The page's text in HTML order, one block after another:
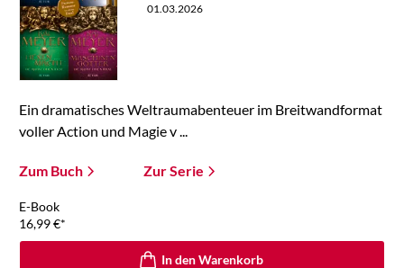
01.03.2026
Ein dramatisches Weltraumabenteuer im Breitwandformat
voller Action und Magie v ...
Zum Buch Zur Serie
E-Book
16,99€*
In den Warenkorb